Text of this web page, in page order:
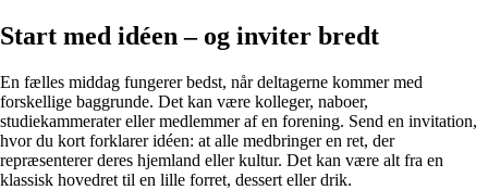
Start med idéen – og inviter bredt
En fælles middag fungerer bedst, når deltagerne kommer med
forskellige baggrunde. Det kan være kolleger, naboer,
studiekammerater eller medlemmer af en forening. Send en invitation,
hvor du kort forklarer idéen: at alle medbringer en ret, der
repræsenterer deres hjemland eller kultur. Det kan være alt fra en
klassisk hovedret til en lille forret, dessert eller drik.